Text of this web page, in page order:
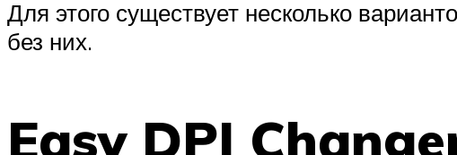
Для этого существует несколько
без них.
Easy DPI